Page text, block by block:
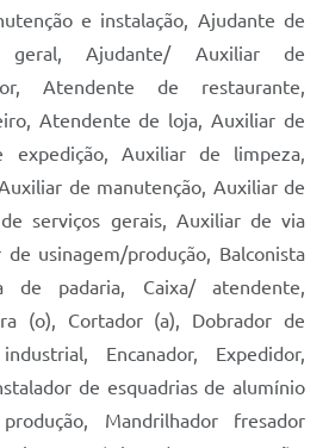
e instalação, Ajudante de
geral, Ajudante/ Auxiliar de
Atendente de restaurante,
Atendente de loja, Auxiliar de
expedição, Auxiliar de limpeza,
de manutenção, Auxiliar de
serviços gerais, Auxiliar de via
usinagem/produção, Balconista
de padaria, Caixa/ atendente,
(o), Cortador (a), Dobrador de
Encanador, Expedidor,
de esquadrias de alumínio
Mandrilhador fresador